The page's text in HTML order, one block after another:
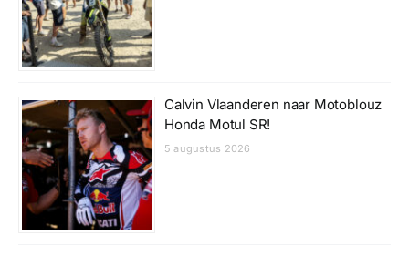
Calvin Vlaanderen naar Motoblouz
Honda Motul SR!
5 augustus 2026